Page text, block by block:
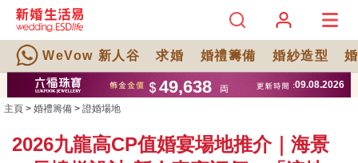
WeVow 新人谷 求婚 婚禮籌備 婚紗造型
主頁 > 婚禮籌備 > 證婚場地
2026九龍高CP值婚宴場地推介｜海景